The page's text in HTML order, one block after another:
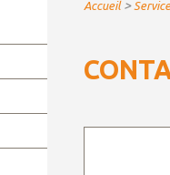
Accueil>